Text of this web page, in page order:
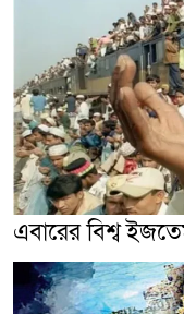
এবারের বিশ্ব